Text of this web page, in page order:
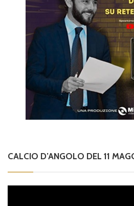
CALCIO D’ANGOLO DEL 11